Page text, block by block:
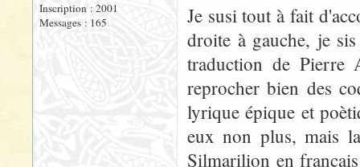
Inscription : 2001
Messages : 165
Je susi tout à fait
droite à gauche, je
traduction de Pierre
reprocher bien des
lyrique épique et
eux non plus, mais
Silmarilion en